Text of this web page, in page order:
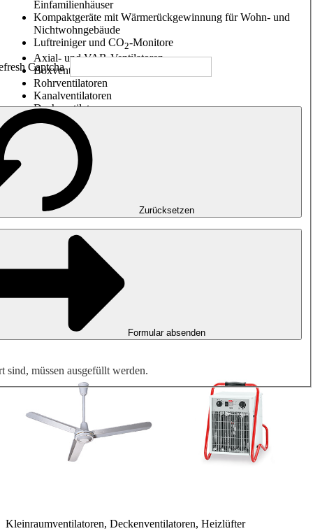
Einfamilienhäuser
Kompaktgeräte mit Wärmerückgewinnung für Wohn- und
Nichtwohngebäude
Luftreiniger und CO2-Monitore
Axial- und VAR-Ventilatoren
Boxventilatoren
Rohrventilatoren
Kanalventilatoren
Dachventilatoren
Entrauchung, Rauchfreihaltung und Garagenlüftung
Impulsventilatoren
Explosionsgeschützte Ventilatoren
Messen. Steuern. Regeln.
Luftbehandlung
Mechanisches Zubehör
Kleinraumventilatoren, Deckenventilatoren, Heizlüfter
Zurücksetzen
Formular absenden
sind, müssen ausgefüllt werden.